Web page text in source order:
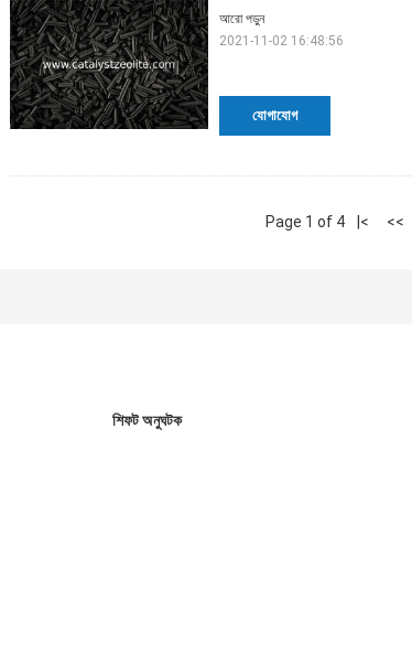
যোগাযোগ
আরো পড়ুন
2021-11-02 16:48:56
Page 1 of 4 |< <<
শিফট অনুঘটক